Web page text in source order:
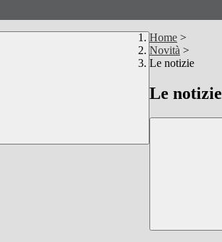
Home >
Novità >
Le notizie
Le notizie